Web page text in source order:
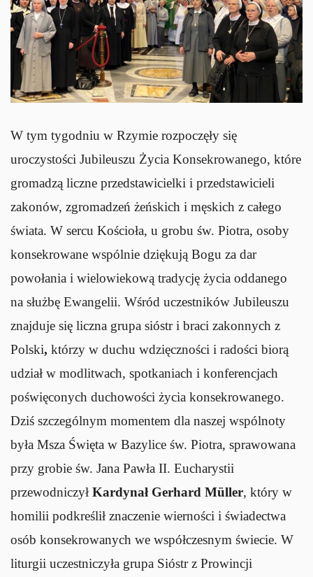
W tym tygodniu w Rzymie rozpoczęły się
uroczystości Jubileuszu Życia Konsekrowanego, które
gromadzą liczne przedstawicielki i przedstawicieli
zakonów, zgromadzeń żeńskich i męskich z całego
świata. W sercu Kościoła, u grobu św. Piotra, osoby
konsekrowane wspólnie dziękują Bogu za dar
powołania i wielowiekową tradycję życia oddanego
na służbę Ewangelii. Wśród uczestników Jubileuszu
znajduje się liczna grupa sióstr i braci zakonnych z
Polski, którzy w duchu wdzięczności i radości biorą
udział w modlitwach, spotkaniach i konferencjach
poświęconych duchowości życia konsekrowanego.
Dziś szczególnym momentem dla naszej wspólnoty
była Msza Święta w Bazylice św. Piotra, sprawowana
przy grobie św. Jana Pawła II. Eucharystii
przewodniczyłKardynał Gerhard Müller, który w
homilii podkreślił znaczenie wierności i świadectwa
osób konsekrowanych we współczesnym świecie. W
liturgii uczestniczyła grupa Sióstr z Prowincji